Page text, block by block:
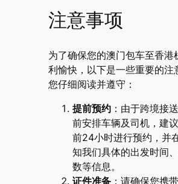
注意事项
为了确保您的澳门包车至香港
利愉快，以下是一些重要的注
您仔细阅读并遵守：
提前预约：由于跨境接
前安排车辆及司机，建
前24小时进行预约，并
知我们具体的出发时间
数等信息。
证件准备：请确保您携